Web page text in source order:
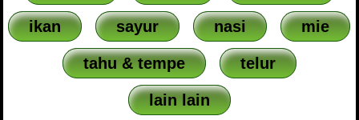
ikan sayur nasi mie
tahu & tempe telur
lain lain